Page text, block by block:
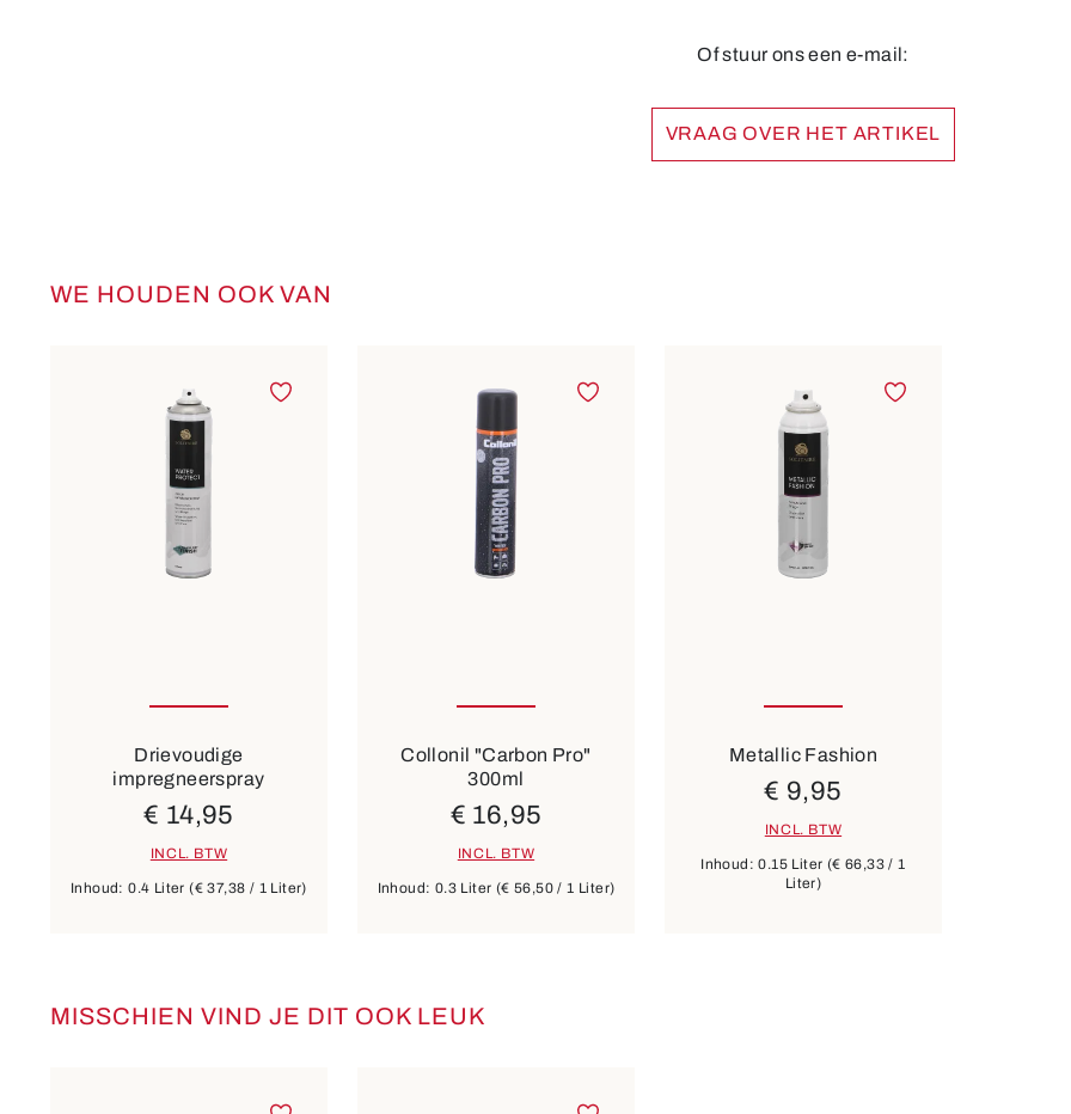
Of stuur ons een e-mail:
VRAAG OVER HET ARTIKEL
Productgalerij overslaan
WE HOUDEN OOK VAN
Drievoudige
impregneerspray
Inhoud:0.4 Liter(€ 37,38 / 1 Liter)
€ 14,95
INCL. BTW
Collonil "Carbon Pro"
300ml
Inhoud: 0.3 Liter (€ 56,50 / 1 Liter)
€ 16,95
INCL. BTW
Metallic Fashion
Inhoud:0.15 Liter (€ 66,33 / 1
Liter)
€ 9,95
INCL. BTW
Productgalerij overslaan
MISSCHIEN VIND JE DIT OOK LEUK